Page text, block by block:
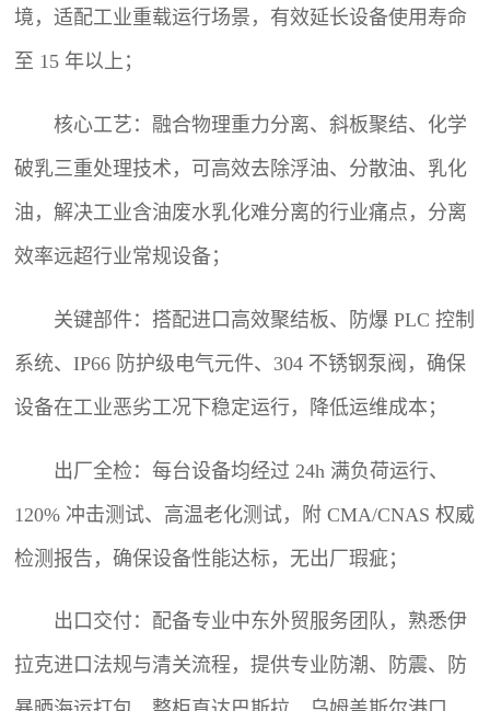
境，适配工业重载运行场景，有效延长设备使用寿命
至 15 年以上；
核心工艺：融合物理重力分离、斜板聚结、化学
破乳三重处理技术，可高效去除浮油、分散油、乳化
油，解决工业含油废水乳化难分离的行业痛点，分离
效率远超行业常规设备；
关键部件：搭配进口高效聚结板、防爆 PLC 控制
系统、IP66 防护级电气元件、304 不锈钢泵阀，确保
设备在工业恶劣工况下稳定运行，降低运维成本；
出厂全检：每台设备均经过 24h 满负荷运行、
120% 冲击测试、高温老化测试，附 CMA/CNAS 权威
检测报告，确保设备性能达标，无出厂瑕疵；
出口交付：配备专业中东外贸服务团队，熟悉伊
拉克进口法规与清关流程，提供专业防潮、防震、防